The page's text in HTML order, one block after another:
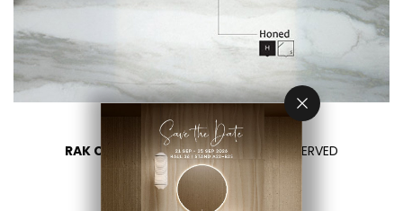
RAK CERAMICS 2026- ALL RIGHTS RESERVED
PRIVACY